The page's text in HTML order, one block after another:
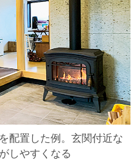
配置した例。玄関付近な
しやすくなる